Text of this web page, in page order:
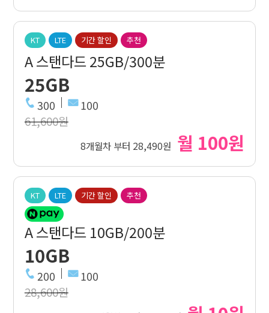
KT LTE 기간 할인 추천
A 스탠다드 25GB/300분
25GB
300 100
61,600원
8개월차 부터 28,490원 월 100원
KT LTE 기간 할인 추천
A 스탠다드 10GB/200분
10GB
200 100
28,600원